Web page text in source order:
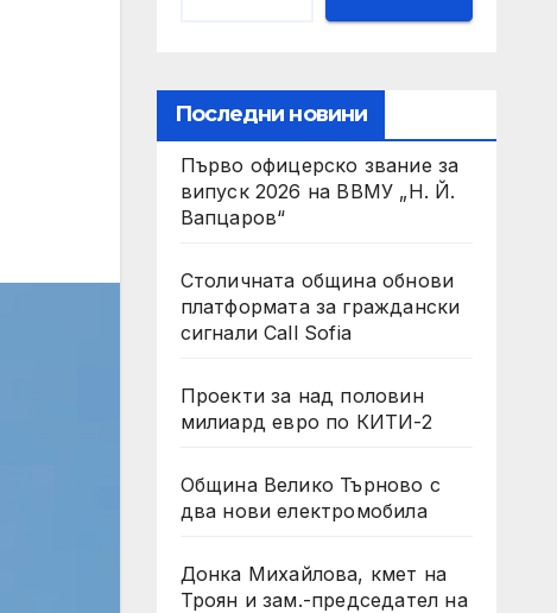
Последни новини
Първо офицерско звание за
випуск 2026 на ВВМУ „Н. Й.
Вапцаров“
Столичната община обнови
платформата за граждански
сигнали Call Sofia
Проекти за над половин
милиард евро по КИТИ-2
Община Велико Търново с
два нови електромобила
Донка Михайлова, кмет на
Троян и зам.-председател на